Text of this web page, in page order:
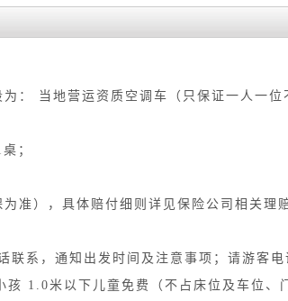
： 当地营运资质空调车（只保证一人一位
；
准），具体赔付细则详见保险公司相关理
联系，通知出发时间及注意事项；请游客电
1.0米以下儿童免费（不占床位及车位、门